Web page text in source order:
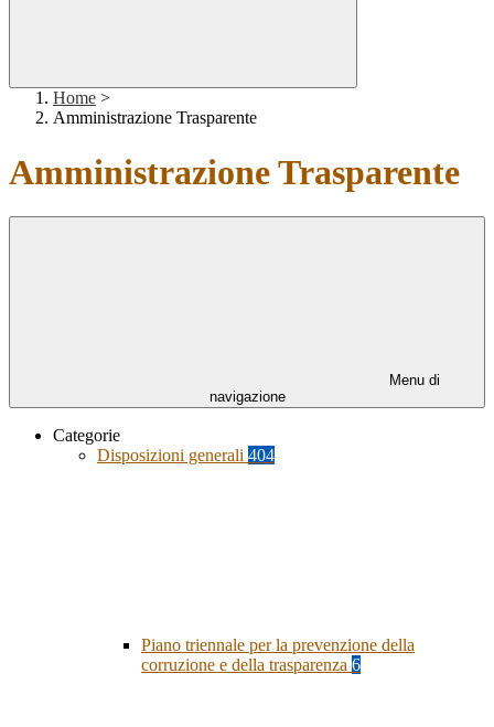
Home >
Amministrazione Trasparente
Amministrazione Trasparente
Menu di
navigazione
Categorie
Disposizioni generali 404
Piano triennale per la prevenzione della
corruzione e della trasparenza 6